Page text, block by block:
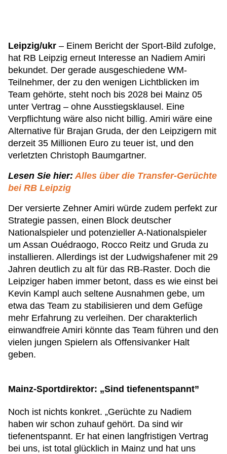
Leipzig/ukr – Einem Bericht der Sport-Bild zufolge,
hat RB Leipzig erneut Interesse an Nadiem Amiri
bekundet. Der gerade ausgeschiedene WM-
Teilnehmer, der zu den wenigen Lichtblicken im
Team gehörte, steht noch bis 2028 bei Mainz 05
unter Vertrag – ohne Ausstiegsklausel. Eine
Verpflichtung wäre also nicht billig. Amiri wäre eine
Alternative für Brajan Gruda, der den Leipzigern mit
derzeit 35 Millionen Euro zu teuer ist, und den
verletzten Christoph Baumgartner.
Lesen Sie hier:Alles über die Transfer-Gerüchte
bei RB Leipzig
Der versierte Zehner Amiri würde zudem perfekt zur
Strategie passen, einen Block deutscher
Nationalspieler und potenzieller A-Nationalspieler
um Assan Ouédraogo, Rocco Reitz und Gruda zu
installieren. Allerdings ist der Ludwigshafener mit 29
Jahren deutlich zu alt für das RB-Raster. Doch die
Leipziger haben immer betont, dass es wie einst bei
Kevin Kampl auch seltene Ausnahmen gebe, um
etwa das Team zu stabilisieren und dem Gefüge
mehr Erfahrung zu verleihen. Der charakterlich
einwandfreie Amiri könnte das Team führen und den
vielen jungen Spielern als Offensivanker Halt
geben.
Mainz-Sportdirektor: „Sind tiefenentspannt”
Noch ist nichts konkret. „Gerüchte zu Nadiem
haben wir schon zuhauf gehört. Da sind wir
tiefenentspannt. Er hat einen langfristigen Vertrag
bei uns, ist total glücklich in Mainz und hat uns